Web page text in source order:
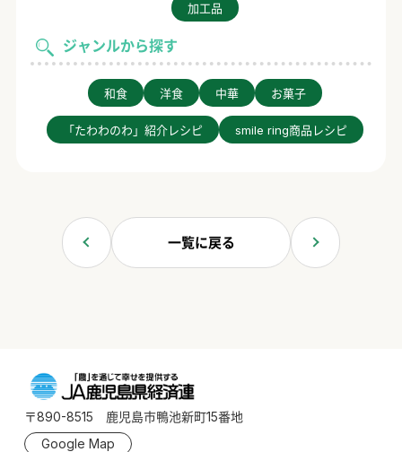
加工品
ジャンルから探す
和食 洋食 中華 お菓子
「たわわのわ」紹介レシピ smile ring商品レシピ
一覧に戻る
〒890-8515 鹿児島市鴨池新町15番地
Google Map